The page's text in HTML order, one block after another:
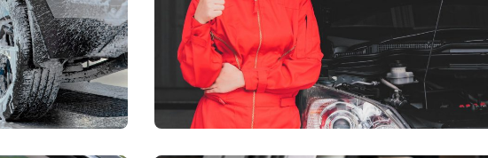
Basic szett / új autó induló
védelem
Városi prémium csomag
Teljes autó csomag